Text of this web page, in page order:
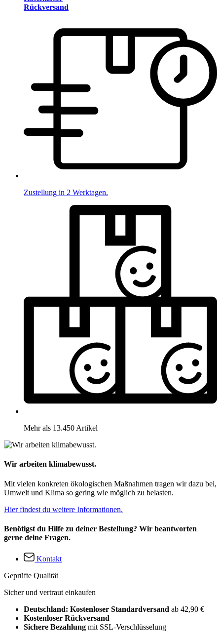
Rückversand
Zustellung in 2 Werktagen.
Mehr als 13.450 Artikel
Wir arbeiten klimabewusst.
Mit vielen konkreten ökologischen Maßnahmen tragen wir dazu bei,
Umwelt und Klima so gering wie möglich zu belasten.
Hier findest du weitere Informationen.
Benötigst du Hilfe zu deiner Bestellung? Wir beantworten
gerne deine Fragen.
Kontakt
Geprüfte Qualität
Sicher und vertraut einkaufen
Deutschland: Kostenloser Standardversand ab 42,90 €
Kostenloser Rückversand
Sichere Bezahlung mit SSL-Verschlüsselung